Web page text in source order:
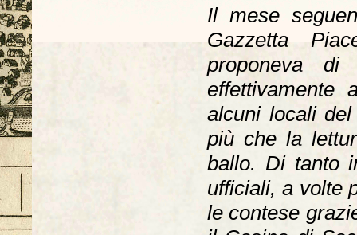
Il mese
Gazzetta
proponeva
effettivamente
alcuni locali
più che la
ballo. Di tanto
ufficiali, a volte
le contese